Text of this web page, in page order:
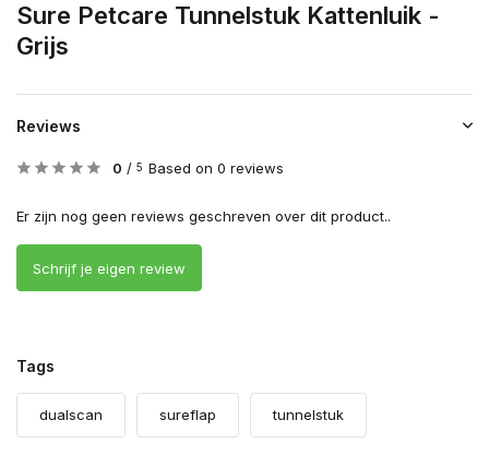
Sure Petcare Tunnelstuk Kattenluik -
Grijs
Reviews
0 / 5 Based on 0 reviews
Er zijn nog geen reviews geschreven over dit product..
Schrijf je eigen review
Tags
dualscan sureflap tunnelstuk